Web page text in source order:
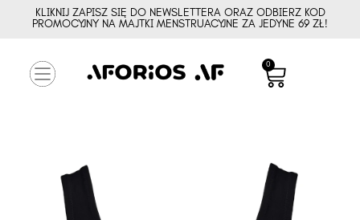
KLIKNIJ ZAPISZ SIĘ DO NEWSLETTERA ORAZ ODBIERZ KOD
PROMOCYJNY NA MAJTKI MENSTRUACYJNE ZA JEDYNE 69 ZŁ!
0